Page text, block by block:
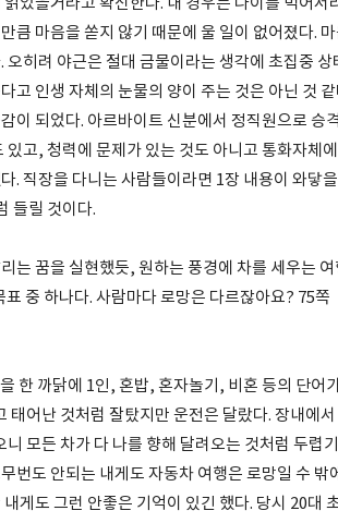
었을거라고 확신한다. 내 경우는 나이를 먹어서
큼 마음을 쏟지 않기 때문에 울 일이 없어졌다.
히려 야근은 절대 금물이라는 생각에 초집중 상
고 인생 자체의 눈물의 양이 주는 것은 아닌 것
이 되었다. 아르바이트 신분에서 정직원으로 승
있고, 청력에 문제가 있는 것도 아니고 통화자체
. 직장을 다니는 사람들이라면 1장 내용이 와닿
들릴 것이다.
는 꿈을 실현했듯, 원하는 풍경에 차를 세우는
중 하나다. 사람마다 로망은 다르잖아요? 75쪽
한 까닭에 1인, 혼밥, 혼자놀기, 비혼 등의 단어
태어난 것처럼 잘탔지만 운전은 달랐다. 장내에
모든 차가 다 나를 향해 달려오는 것처럼 두렵
번도 안되는 내게도 자동차 여행은 로망일 수 밖
게도 그런 안좋은 기억이 있긴 했다. 당시 20대